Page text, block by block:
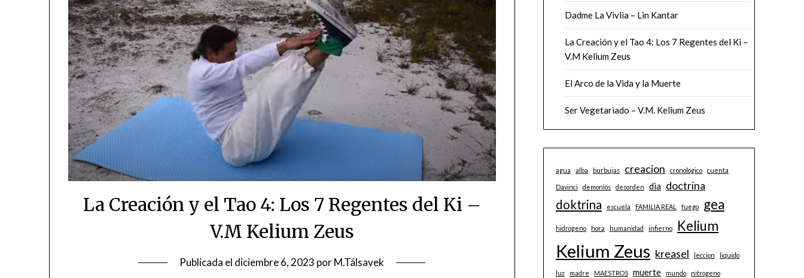
La Creación y el Tao 4: Los 7 Regentes del Ki –
V.M Kelium Zeus
Publicada el diciembre 6, 2023 porM.Tálsavek
Dadme La Vivlia – Lin Kantar
La Creación y el Tao 4: Los 7 Regentes del Ki –
V.M Kelium Zeus
El Arco de la Vida y la Muerte
Ser Vegetariado – V.M. Kelium Zeus
agua alba burbujas creacion cronologico cuenta
Davinci demonios desorden dia doctrina
doktrina escuela FAMILIA REAL fuego gea
hidrogeno hora humanidad infierno Kelium
Kelium Zeus kreasel leccion liquido
luz madre MAESTROS muerte mundo nitrogeno